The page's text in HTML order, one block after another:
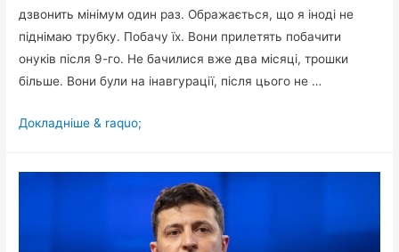
дзвонить мінімум один раз. Ображається, що я іноді не
піднімаю трубку. Побачу їх. Вони прилетять побачити
онуків після 9-го. Не бачилися вже два місяці, трошки
більше. Вони були на інавгурації, після цього не …
Президент
Докладніше & raquo;